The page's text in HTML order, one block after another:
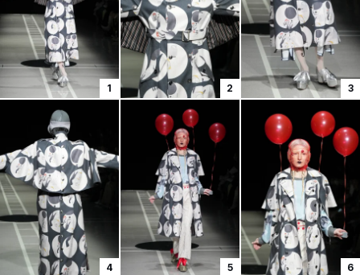
1 2 3
4 5 6